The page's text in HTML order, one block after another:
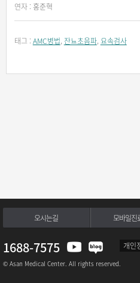
연자 : 홍준혁
태그 : AMC병법, 잔뇨초음파, 요속검사
오시는길 모바일진
1688-7575 개인
© Asan Medical Center. All rights reserved.